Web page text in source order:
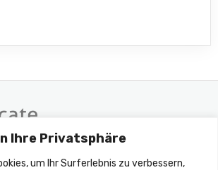
Ihre Privatsphäre
um Ihr Surferlebnis zu verbessern,